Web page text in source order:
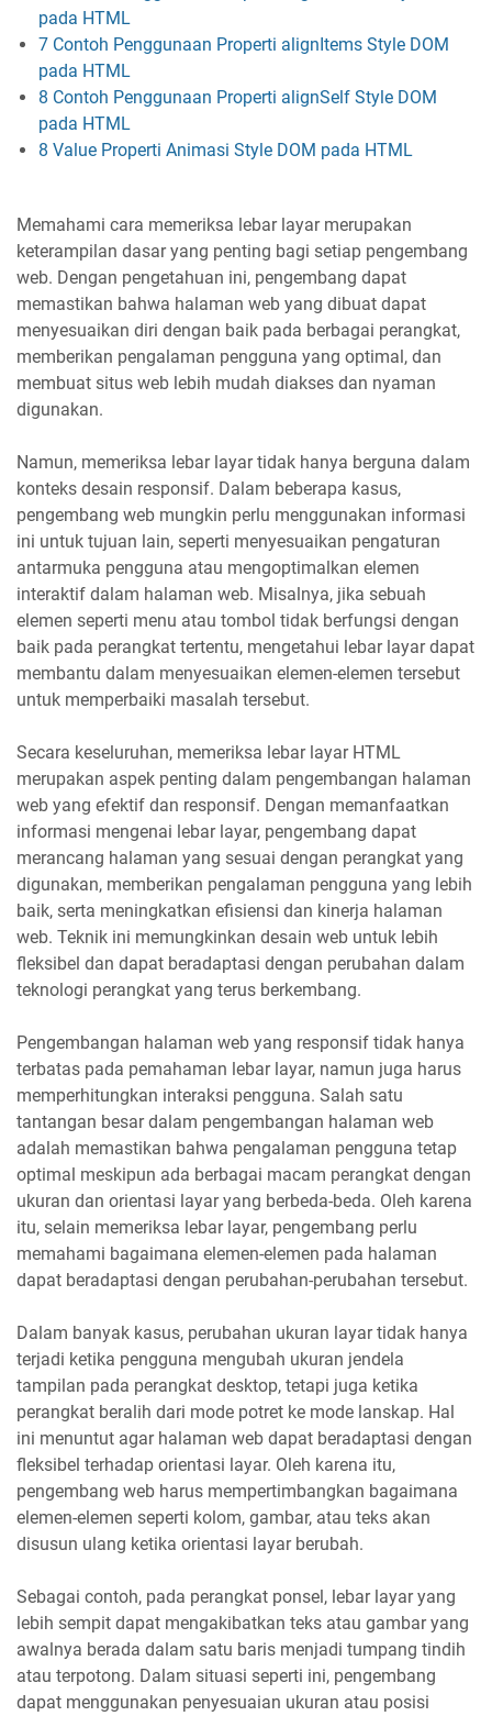
pada HTML
7 Contoh Penggunaan Properti alignItems Style DOM
pada HTML
8 Contoh Penggunaan Properti alignSelf Style DOM
pada HTML
8 Value Properti Animasi Style DOM pada HTML
Memahami cara memeriksa lebar layar merupakan
keterampilan dasar yang penting bagi setiap pengembang
web. Dengan pengetahuan ini, pengembang dapat
memastikan bahwa halaman web yang dibuat dapat
menyesuaikan diri dengan baik pada berbagai perangkat,
memberikan pengalaman pengguna yang optimal, dan
membuat situs web lebih mudah diakses dan nyaman
digunakan.
Namun, memeriksa lebar layar tidak hanya berguna dalam
konteks desain responsif. Dalam beberapa kasus,
pengembang web mungkin perlu menggunakan informasi
ini untuk tujuan lain, seperti menyesuaikan pengaturan
antarmuka pengguna atau mengoptimalkan elemen
interaktif dalam halaman web. Misalnya, jika sebuah
elemen seperti menu atau tombol tidak berfungsi dengan
baik pada perangkat tertentu, mengetahui lebar layar dapat
membantu dalam menyesuaikan elemen-elemen tersebut
untuk memperbaiki masalah tersebut.
Secara keseluruhan, memeriksa lebar layar HTML
merupakan aspek penting dalam pengembangan halaman
web yang efektif dan responsif. Dengan memanfaatkan
informasi mengenai lebar layar, pengembang dapat
merancang halaman yang sesuai dengan perangkat yang
digunakan, memberikan pengalaman pengguna yang lebih
baik, serta meningkatkan efisiensi dan kinerja halaman
web. Teknik ini memungkinkan desain web untuk lebih
fleksibel dan dapat beradaptasi dengan perubahan dalam
teknologi perangkat yang terus berkembang.
Pengembangan halaman web yang responsif tidak hanya
terbatas pada pemahaman lebar layar, namun juga harus
memperhitungkan interaksi pengguna. Salah satu
tantangan besar dalam pengembangan halaman web
adalah memastikan bahwa pengalaman pengguna tetap
optimal meskipun ada berbagai macam perangkat dengan
ukuran dan orientasi layar yang berbeda-beda. Oleh karena
itu, selain memeriksa lebar layar, pengembang perlu
memahami bagaimana elemen-elemen pada halaman
dapat beradaptasi dengan perubahan-perubahan tersebut.
Dalam banyak kasus, perubahan ukuran layar tidak hanya
terjadi ketika pengguna mengubah ukuran jendela
tampilan pada perangkat desktop, tetapi juga ketika
perangkat beralih dari mode potret ke mode lanskap. Hal
ini menuntut agar halaman web dapat beradaptasi dengan
fleksibel terhadap orientasi layar. Oleh karena itu,
pengembang web harus mempertimbangkan bagaimana
elemen-elemen seperti kolom, gambar, atau teks akan
disusun ulang ketika orientasi layar berubah.
Sebagai contoh, pada perangkat ponsel, lebar layar yang
lebih sempit dapat mengakibatkan teks atau gambar yang
awalnya berada dalam satu baris menjadi tumpang tindih
atau terpotong. Dalam situasi seperti ini, pengembang
dapat menggunakan penyesuaian ukuran atau posisi